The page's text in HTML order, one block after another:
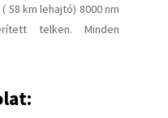
58 km lehajtó) 8000 nm
telken. Minden
nm/hó+ÁFA, ezen
mérőórák alapján!
Épületre jellemző